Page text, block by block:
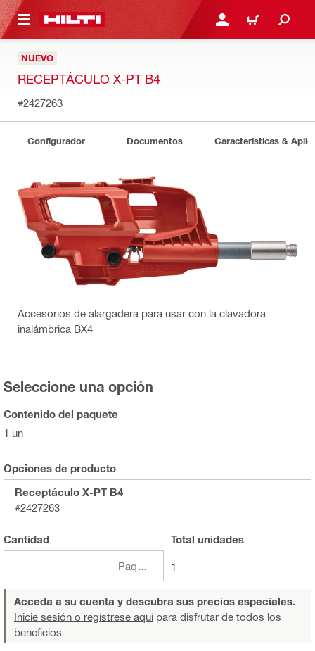
PRINCIPAL INICIE SESIÓN O
CARRITO
NUEVO
RECEPTÁCULO X-PT B4
#2427263
Configurador Documentos Características &
Accesorios de alargadera para usar con la clavadora
inalámbrica BX4
Seleccione una opción
Contenido del paquete
1 un
Opciones de producto
Receptáculo X-PT B4
#2427263
Cantidad Total unidades
1
Acceda a su cuenta y descubra sus precios especiales.
Inicie sesión o regístrese aquípara disfrutar de todos los
beneficios.